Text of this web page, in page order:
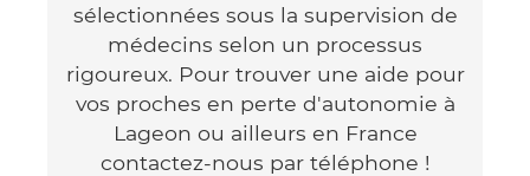
sélectionnées sous la supervision de
médecins selon un processus
rigoureux. Pour trouver une aide pour
vos proches en perte d'autonomie à
Lageon ou ailleurs en France
contactez-nous par téléphone !